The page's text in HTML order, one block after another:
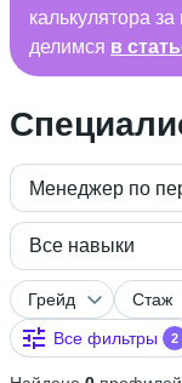
калькулятора
делимся в
Менеджер по
Все навыки
Грейд Стаж
Все фильтры
2